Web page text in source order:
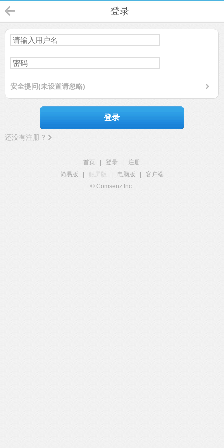
登录
安全提问(未设置请忽略)
登录
还没有注册？
首页 登录
注册
简易版
触屏版 电脑版
客户端
© Comsenz Inc.